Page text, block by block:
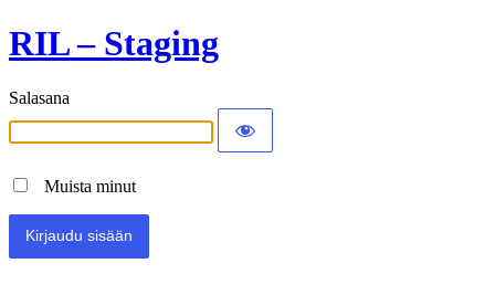
RIL – Staging
Salasana
Muista minut